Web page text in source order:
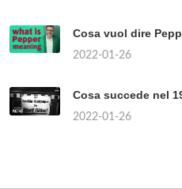
Cosa vuol dire
2022-01-26
Cosa succede nel
2022-01-26